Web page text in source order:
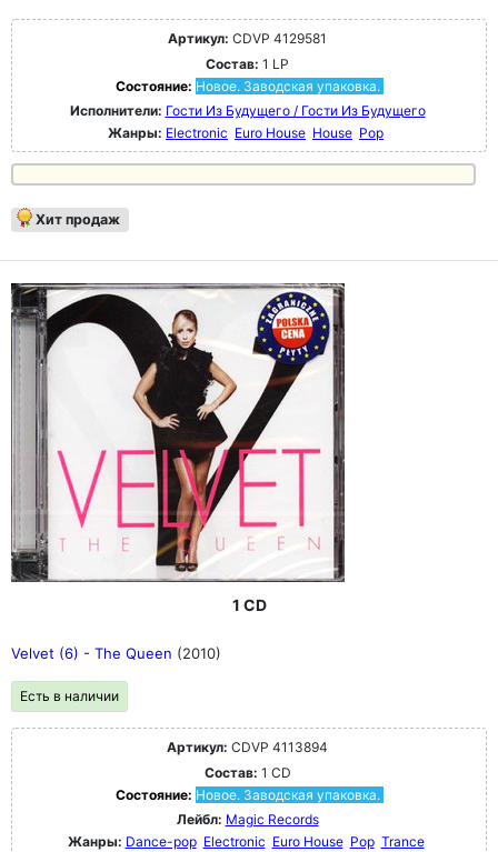
Артикул: CDVP 4129581
Состав: 1 LP
Состояние: Новое. Заводская упаковка.
Исполнители: Гости Из Будущего / Гости Из Будущего
Жанры: Electronic Euro House House Pop
Хит продаж
1 CD
Velvet (6) - The Queen (2010)
Есть в наличии
Артикул: CDVP 4113894
Состав: 1 CD
Состояние: Новое. Заводская упаковка.
Лейбл: Magic Records
Жанры: Dance-pop Electronic Euro House Pop Trance